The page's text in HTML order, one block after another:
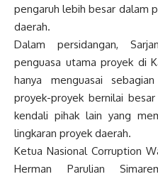
pengaruh lebih besar dalam
daerah.
Dalam persidangan,
penguasa utama proyek di
hanya menguasai
proyek-proyek bernilai
kendali pihak lain yang
lingkaran proyek daerah.
Ketua Nasional Corruption
Herman Parulian